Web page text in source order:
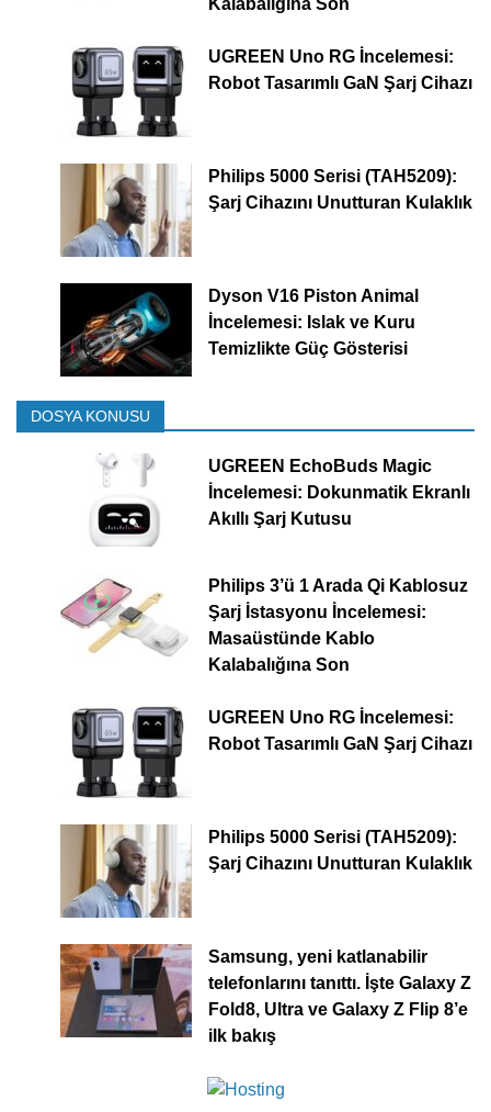
Kalabalığına Son
UGREEN Uno RG İncelemesi:
Robot Tasarımlı GaN Şarj Cihazı
Philips 5000 Serisi (TAH5209):
Şarj Cihazını Unutturan Kulaklık
Dyson V16 Piston Animal
İncelemesi: Islak ve Kuru
Temizlikte Güç Gösterisi
DOSYA KONUSU
UGREEN EchoBuds Magic
İncelemesi: Dokunmatik Ekranlı
Akıllı Şarj Kutusu
Philips 3’ü 1 Arada Qi Kablosuz
Şarj İstasyonu İncelemesi:
Masaüstünde Kablo
Kalabalığına Son
UGREEN Uno RG İncelemesi:
Robot Tasarımlı GaN Şarj Cihazı
Philips 5000 Serisi (TAH5209):
Şarj Cihazını Unutturan Kulaklık
Samsung, yeni katlanabilir
telefonlarını tanıttı. İşte Galaxy Z
Fold8, Ultra ve Galaxy Z Flip 8’e
ilk bakış